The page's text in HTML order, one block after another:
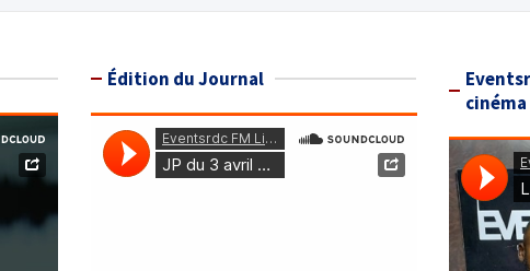
Édition du Journal
cinéma